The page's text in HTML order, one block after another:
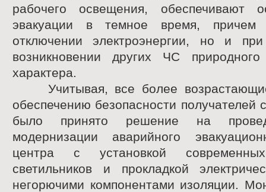
рабочего освещения, обеспечивают
эвакуации в темное время,
отключении электроэнергии, но и
возникновении других ЧС
характера.
Учитывая, все более
обеспечению безопасности получателей
было принято решение на
модернизации аварийного
центра с установкой
светильников и прокладкой
негорючими компонентами изоляции.